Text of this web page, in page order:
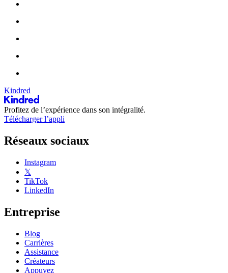
Kindred
Profitez de l’expérience dans son intégralité.
Télécharger l’appli
Réseaux sociaux
Instagram
𝕏
TikTok
LinkedIn
Entreprise
Blog
Carrières
Assistance
Créateurs
Appuyez